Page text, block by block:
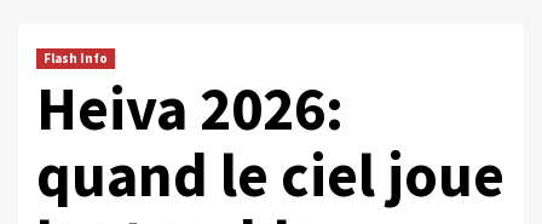
Flash Info
Heiva 2026:
quand le ciel joue